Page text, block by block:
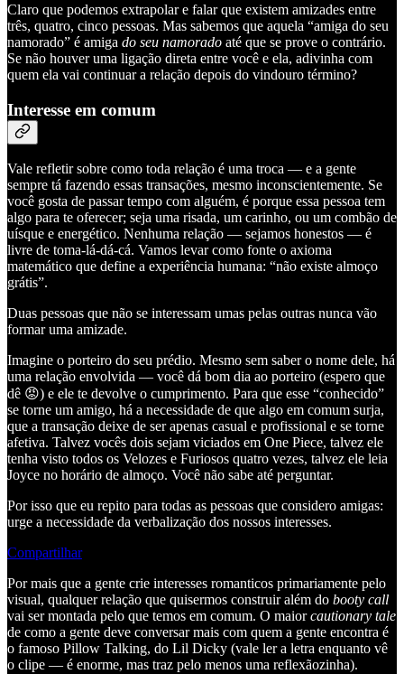
Claro que podemos extrapolar e falar que existem amizades entre
três, quatro, cinco pessoas. Mas sabemos que aquela “amiga do seu
namorado” é amiga do seu namorado até que se prove o contrário.
Se não houver uma ligação direta entre você e ela, adivinha com
quem ela vai continuar a relação depois do vindouro término?
Interesse em comum
Vale refletir sobre como toda relação é uma troca — e a gente
sempre tá fazendo essas transações, mesmo inconscientemente. Se
você gosta de passar tempo com alguém, é porque essa pessoa tem
algo para te oferecer; seja uma risada, um carinho, ou um combão de
uísque e energético. Nenhuma relação — sejamos honestos — é
livre de toma-lá-dá-cá. Vamos levar como fonte o axioma
matemático que define a experiência humana: “não existe almoço
grátis”.
Duas pessoas que não se interessam umas pelas outras nunca vão
formar uma amizade.
Imagine o porteiro do seu prédio. Mesmo sem saber o nome dele, há
uma relação envolvida — você dá bom dia ao porteiro (espero que
dê 😡) e ele te devolve o cumprimento. Para que esse “conhecido”
se torne um amigo, há a necessidade de que algo em comum surja,
que a transação deixe de ser apenas casual e profissional e se torne
afetiva. Talvez vocês dois sejam viciados em One Piece, talvez ele
tenha visto todos os Velozes e Furiosos quatro vezes, talvez ele leia
Joyce no horário de almoço. Você não sabe até perguntar.
Por isso que eu repito para todas as pessoas que considero amigas:
urge a necessidade da verbalização dos nossos interesses.
Compartilhar
Por mais que a gente crie interesses romanticos primariamente pelo
visual, qualquer relação que quisermos construir além do booty call
vai ser montada pelo que temos em comum. O maiorcautionary tale
de como a gente deve conversar mais com quem a gente encontra é
o famoso Pillow Talking, do Lil Dicky (vale ler a letra enquanto vê
o clipe — é enorme, mas traz pelo menos uma reflexãozinha).